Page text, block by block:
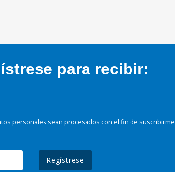
para recibir:
personales sean procesados con el fin de
Regístrese